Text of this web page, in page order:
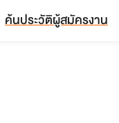
ค้นประวัติผู้สมัครงาน